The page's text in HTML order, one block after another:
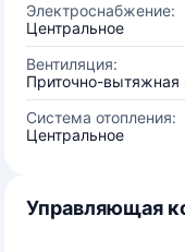
Электроснабжение:
Центральное
Вентиляция:
Приточно-вытяжная
Система отопления:
Центральное
Управляющая